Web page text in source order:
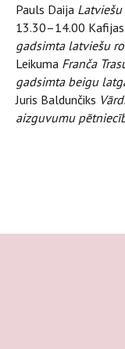
Pauls Daija
13.30–14.00
gadsimta latviešu
Leikuma Franča
gadsimta beigu
Juris Baldunčiks
aizguvumu